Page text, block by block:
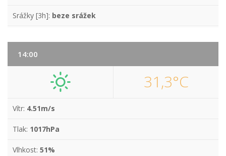
Srážky [3h]: beze srážek
14:00
31,3°C
Vítr: 4.51m/s
Tlak: 1017hPa
Vlhkost: 51%